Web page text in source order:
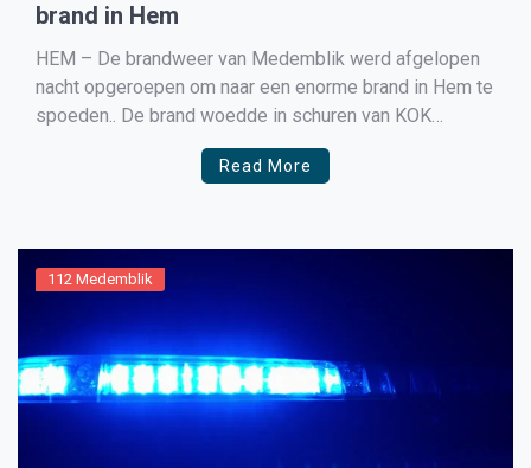
brand in Hem
HEM – De brandweer van Medemblik werd afgelopen
nacht opgeroepen om naar een enorme brand in Hem te
spoeden.. De brand woedde in schuren van KOK
Bloembollen B.V. De brand was zo enorm groot dat de
Veiligheidsregio direct ging opschalen naar zeer grote
Read More
112 Medemblik